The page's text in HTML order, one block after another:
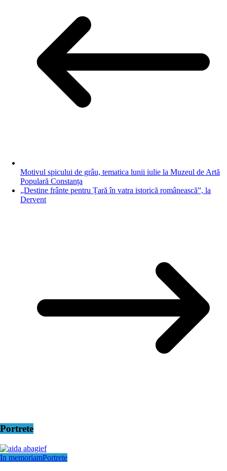
Motivul spicului de grâu, tematica lunii iulie la Muzeul de Artă
Populară Constanța
„Destine frânte pentru Țară în vatra istorică românească”, la
Dervent
Portrete
In memoriamPortrete